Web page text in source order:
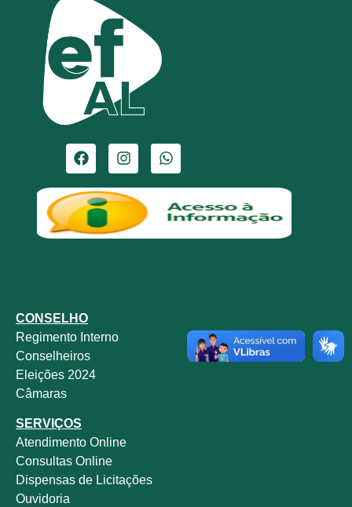
CONSELHO
Regimento Interno
Conselheiros
Eleições 2024
Câmaras
SERVIÇOS
Atendimento Online
Consultas Online
Dispensas de Licitações
Ouvidoria